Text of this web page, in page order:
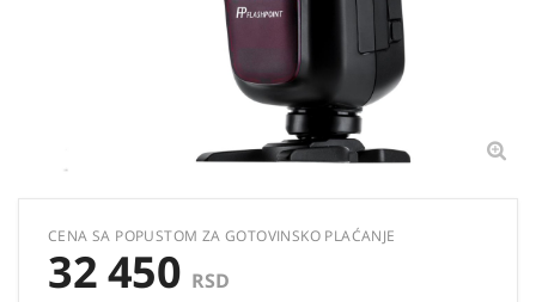
CENA SA POPUSTOM ZA GOTOVINSKO PLAĆANJE
32 450 RSD